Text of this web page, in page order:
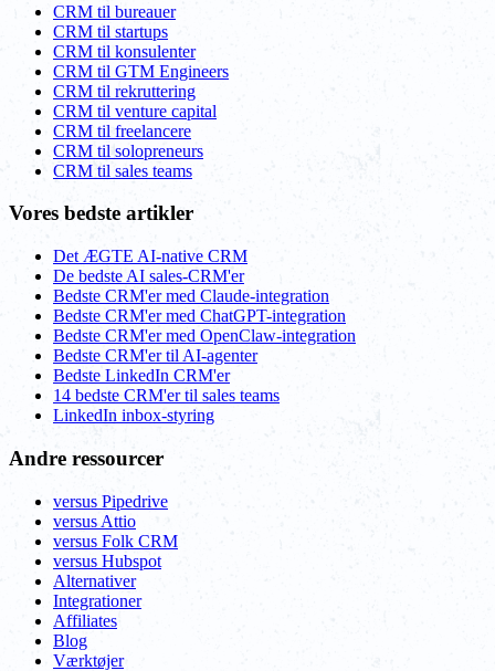
CRM til bureauer
CRM til startups
CRM til konsulenter
CRM til GTM Engineers
CRM til rekruttering
CRM til venture capital
CRM til freelancere
CRM til solopreneurs
CRM til sales teams
Vores bedste artikler
Det ÆGTE AI-native CRM
De bedste AI sales-CRM'er
Bedste CRM'er med Claude-integration
Bedste CRM'er med ChatGPT-integration
Bedste CRM'er med OpenClaw-integration
Bedste CRM'er til AI-agenter
Bedste LinkedIn CRM'er
14 bedste CRM'er til sales teams
LinkedIn inbox-styring
Andre ressourcer
versus Pipedrive
versus Attio
versus Folk CRM
versus Hubspot
Alternativer
Integrationer
Affiliates
Blog
Værktøjer